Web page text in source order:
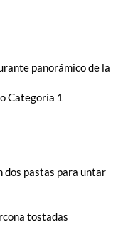
panorámico de la
Categoría 1
dos pastas para untar
tostadas